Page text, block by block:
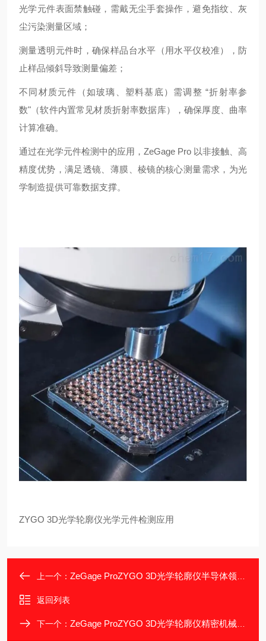
光学元件表面禁触碰，需戴无尘手套操作，避免指纹、灰
尘污染测量区域；
测量透明元件时，确保样品台水平（用水平仪校准），防
止样品倾斜导致测量偏差；
不同材质元件（如玻璃、塑料基底）需调整 “折射率参
数"（软件内置常见材质折射率数据库），确保厚度、曲率
计算准确。
通过在光学元件检测中的应用，ZeGage Pro 以非接触、高
精度优势，满足透镜、薄膜、棱镜的核心测量需求，为光
学制造提供可靠数据支撑。
ZYGO 3D光学轮廓仪光学元件检测应用
上一个： ZeGage ProZYGO 3D光学轮廓仪半导体领域的应用
返回列表
下一个： ZeGage ProZYGO 3D光学轮廓仪精密机械领域应用